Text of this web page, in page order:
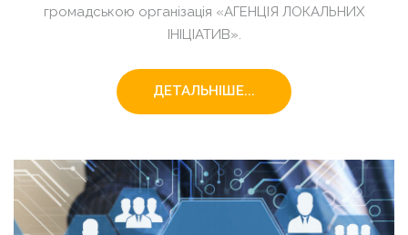
громадською організація «АГЕНЦІЯ ЛОКАЛЬНИХ
ІНІЦІАТИВ».
ДЕТАЛЬНІШЕ...